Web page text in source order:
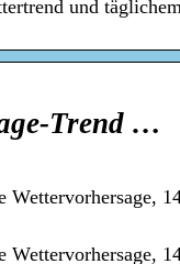
und
Trend …